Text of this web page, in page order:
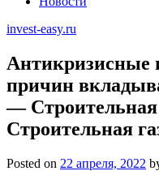
invest-easy.ru
Антикризисные
причин
— Строительная
Строительная
Posted on 22 апреля, 2022